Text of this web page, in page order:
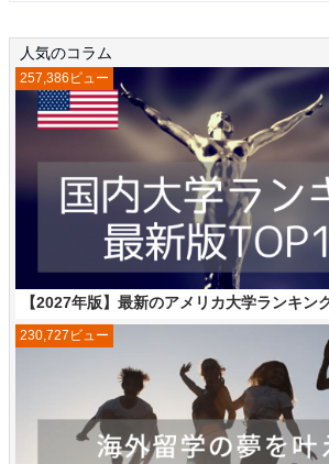
人気のコラム
【2027年版】最新のアメリカ大学ランキン
257,386ビュー
230,727ビュー